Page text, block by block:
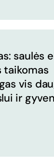
saulės
taikomas
vis
ir